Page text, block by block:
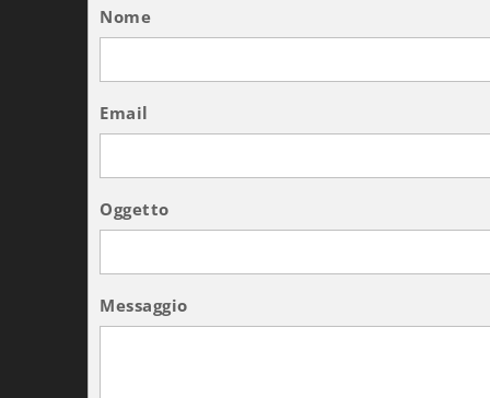
Nome
Email
Oggetto
Messaggio